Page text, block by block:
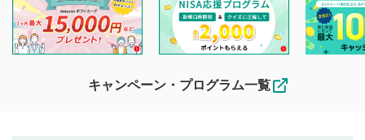
投稿ができます。利用者は以下の注意事項をご理解のうえ、
閲覧および投稿を行うものとしてください。
他の利用者が動画を視聴される際の参考になるコメントをお
待ちしております。
なお、投稿をもって、本注意事項に同意されたものとみなし
キャンペーン・プログラム一覧